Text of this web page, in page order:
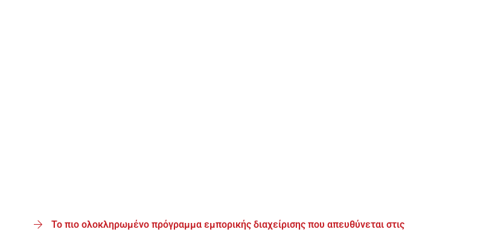
Το πιο ολοκληρωμένο πρόγραμμα εμπορικής διαχείρισης που απευθύνεται στις